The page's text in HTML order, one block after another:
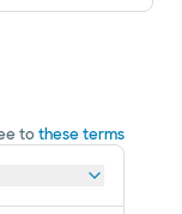
tothese terms